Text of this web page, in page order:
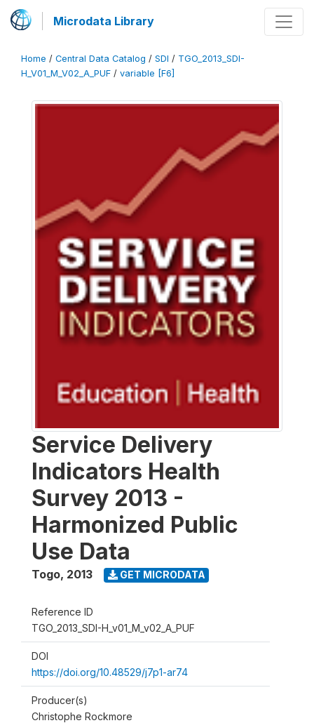
Microdata Library
Home / Central Data Catalog / SDI / TGO_2013_SDI-
H_V01_M_V02_A_PUF / variable [F6]
Service Delivery
Indicators Health
Survey 2013 -
Harmonized Public
Use Data
Togo, 2013 GET MICRODATA
Reference ID
TGO_2013_SDI-H_v01_M_v02_A_PUF
DOI
https://doi.org/10.48529/j7p1-ar74
Producer(s)
Christophe Rockmore